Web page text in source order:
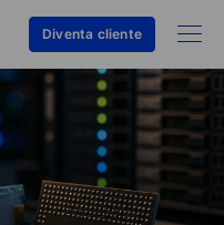
Diventa cliente